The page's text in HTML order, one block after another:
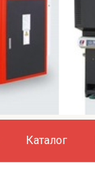
Каталог